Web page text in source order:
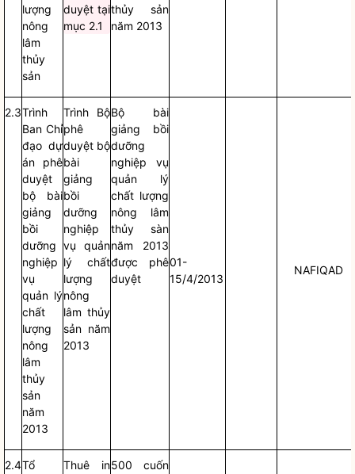
lượng
nông
lâm
thủy
sản
duyệt tại
mục 2.1
thủy sản
năm 2013
2.3Trình
Ban Chỉ
đạo dự
án phê
duyệt
bộ bài
giảng
bồi
dưỡng
nghiệp
vụ
quản lý
chất
lượng
nông
lâm
thủy
sản
năm
2013
Trình Bộ
phê
duyệt bộ
bài
giảng
bồi
dưỡng
nghiệp
vụ quản
lý chất
lượng
nông
lâm thủy
sản năm
2013
Bộ bài
giảng bồi
dưỡng
nghiệp vụ
quản lý
chất lượng
nông lâm
thủy sàn
năm 2013
được phê
duyệt
01-
15/4/2013
NAFIQAD
2.4Tổ Thuê in500 cuốn